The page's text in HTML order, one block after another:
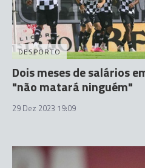
DESPORTO
Dois meses de salários
"não matará ninguém"
29 Dez 2023 19:09